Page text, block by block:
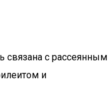
связана с рассеянным
и